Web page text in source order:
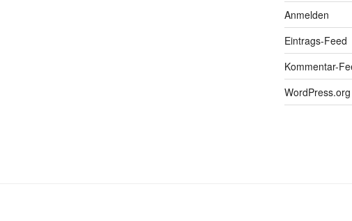
Anmelden
Eintrags-Feed
Kommentar-
WordPress.org